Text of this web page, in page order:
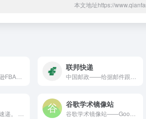
本文地址https://
澳通跨境——亚马逊FBA头程物流,FBA欧美专线,FBA海运...
联邦快递
谷歌学术镜像站